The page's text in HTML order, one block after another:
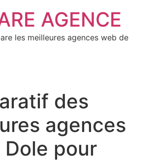
AGENCE
les meilleures agences web de
des
agences
pour